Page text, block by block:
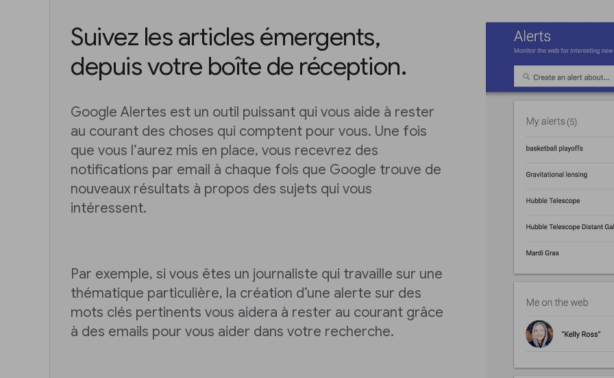
Suivez les articles émergents,
depuis votre boîte de réception.
Google Alertes est un outil puissant qui vous aide à rester
au courant des choses qui comptent pour vous. Une fois
que vous l’aurez mis en place, vous recevrez des
notifications par email à chaque fois que Google trouve de
nouveaux résultats à propos des sujets qui vous
intéressent.
Par exemple, si vous êtes un journaliste qui travaille sur une
thématique particulière, la création d’une alerte sur des
mots clés pertinents vous aidera à rester au courant grâce
à des emails pour vous aider dans votre recherche.